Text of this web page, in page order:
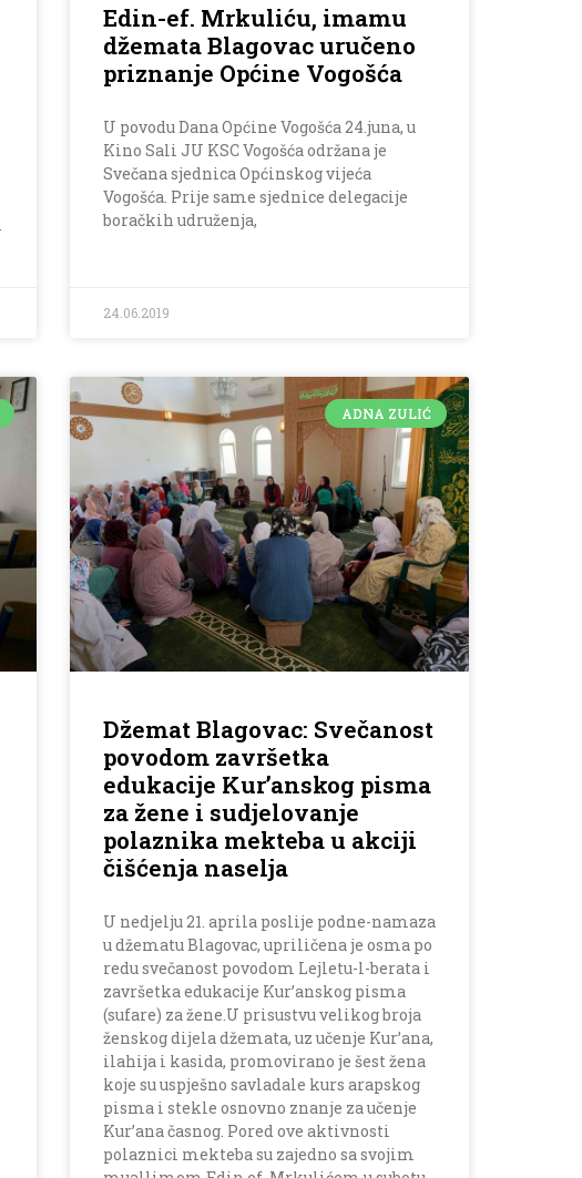
Edin-ef. Mrkuliću, imamu
džemata Blagovac uručeno
priznanje Općine Vogošća
U povodu Dana Općine Vogošća 24.juna, u
Kino Sali JU KSC Vogošća održana je
Svečana sjednica Općinskog vijeća
Vogošća. Prije same sjednice delegacije
boračkih udruženja,
24.06.2019
ADNA ZULIĆ
Džemat Blagovac: Svečanost
povodom završetka
edukacije Kur’anskog pisma
za žene i sudjelovanje
polaznika mekteba u akciji
čišćenja naselja
U nedjelju 21. aprila poslije podne-namaza
u džematu Blagovac, upriličena je osma po
redu svečanost povodom Lejletu-l-berata i
završetka edukacije Kur’anskog pisma
(sufare) za žene.U prisustvu velikog broja
ženskog dijela džemata, uz učenje Kur’ana,
ilahija i kasida, promovirano je šest žena
koje su uspješno savladale kurs arapskog
pisma i stekle osnovno znanje za učenje
Kur’ana časnog. Pored ove aktivnosti
polaznici mekteba su zajedno sa svojim